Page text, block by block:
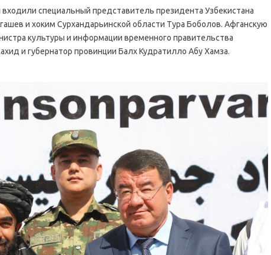
входили специальный представитель президента Узбекистана
и хоким Сурхандарьинской области Тура Боболов. Афганскую
культуры и информации временного правительства
и губернатор провинции Балх Кудратилло Абу Хамза.